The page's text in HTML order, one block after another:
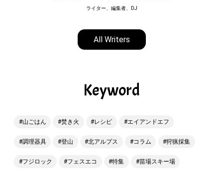
ライター、編集者、DJ
All Writers
Keyword
山ごはん 焚き火 レシピ エイアンドエフ
調理器具 登山 北アルプス コラム 狩猟採集
フジロック フェスエコ 特集 苗場スキー場